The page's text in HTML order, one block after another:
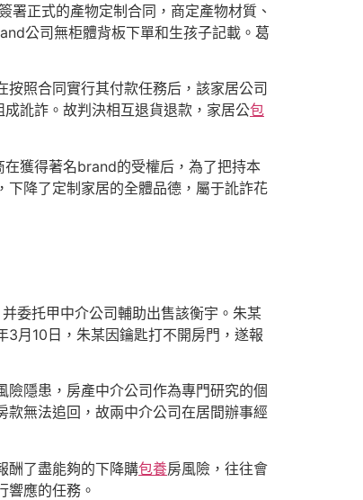
正式的產物定制合同，商定產物材質、
公司無柜體背板下單和生孩子記載。葛
照合同實行其付款任務后，該家居公司
訛詐。故判決相互退貨退款，家居公包
獲得著名brand的受權后，為了把持本
降了定制家居的全體品德，屬于訛詐花
委托甲中介公司輔助出售該衡宇。朱某
月10日，朱某因鑰匙打不開房門，遂報
隱患，房產中介公司作為專門研究的個
款無法追回，故兩中介公司在居間辦事經
酬了盡能夠的下降購包養房風險，往往會
響應的任務。